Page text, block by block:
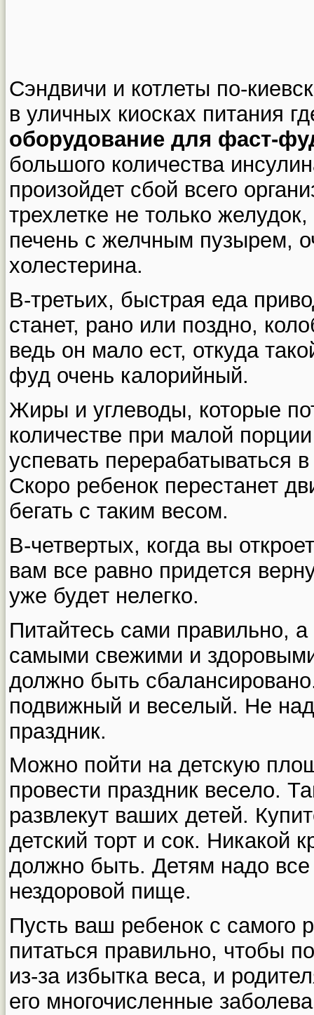
Сэндвичи и котлеты по-
в уличных киосках питания
оборудование для фаст-
большого количества
произойдет сбой всего
трехлетке не только
печень с желчным пузырем,
холестерина.
В-третьих, быстрая еда
станет, рано или поздно,
ведь он мало ест, откуда
фуд очень калорийный.
Жиры и углеводы, которые
количестве при малой
успевать перерабатываться
Скоро ребенок перестанет
бегать с таким весом.
В-четвертых, когда вы
вам все равно придется
уже будет нелегко.
Питайтесь сами правильно,
самыми свежими и
должно быть
подвижный и веселый. Не
праздник.
Можно пойти на детскую
провести праздник весело.
развлекут ваших детей.
детский торт и сок. Никакой
должно быть. Детям надо все
нездоровой пище.
Пусть ваш ребенок с самого
питаться правильно, чтобы
из-за избытка веса, и
его многочисленные